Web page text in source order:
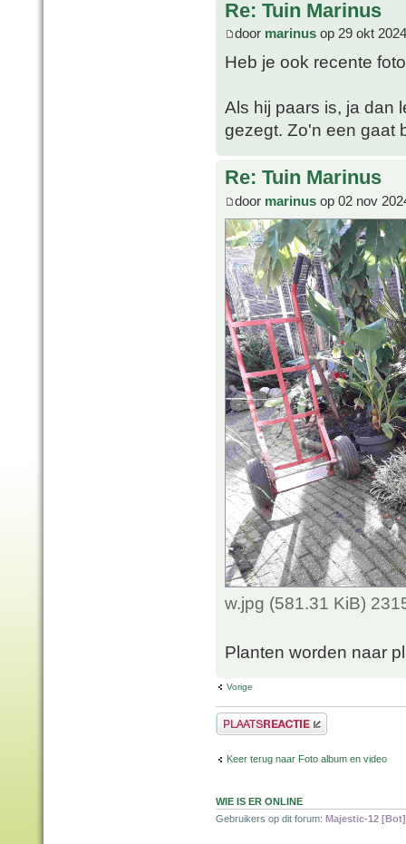
Re: Tuin Marinus
door marinus op 29 okt
Heb je ook recente
Als hij paars is, ja dan
gezegt. Zo'n een gaat
Re: Tuin Marinus
door marinus op 02 nov
w.jpg (581.31 KiB)
Planten worden naar
Vorige
Plaats een reactie
Keer terug naar Foto album en video
WIE IS ER ONLINE
Gebruikers op dit forum: Majestic-12 [Bot]